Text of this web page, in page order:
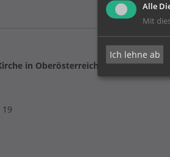
in Oberösterreich
Alle
Mit
Ich lehne ab